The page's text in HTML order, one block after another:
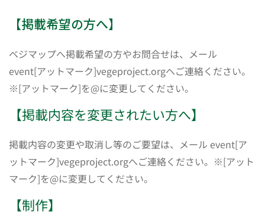
【掲載希望の方へ】
ベジマップへ掲載希望の方やお問合せは、メール
event[アットマーク]vegeproject.orgへご連絡ください。
※[アットマーク]を@に変更してください。
【掲載内容を変更されたい方へ】
掲載内容の変更や取消し等のご要望は、メール event[ア
ットマーク]vegeproject.orgへご連絡ください。※[アット
マーク]を@に変更してください。
【制作】